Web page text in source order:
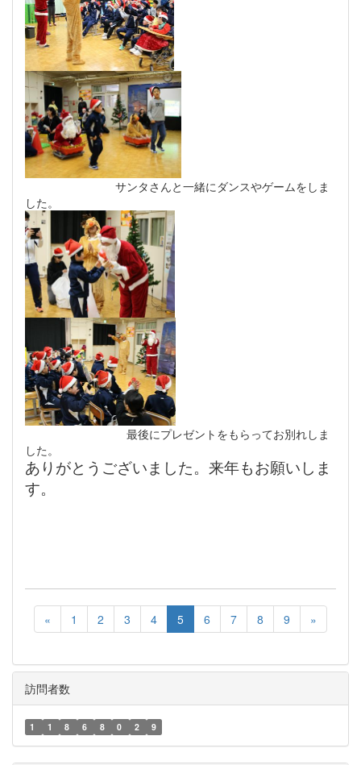
サンタさんと一緒にダンスやゲームをしま
した。
最後にプレゼントをもらってお別れしま
した。
ありがとうございました。来年もお願いしま
す。
« 1 2 3 4 5 6 7 8 9 »
訪問者数
1 1 8 6 8 0 2 9